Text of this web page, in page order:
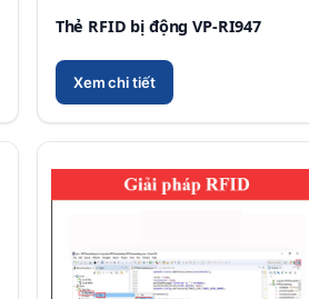
Thẻ RFID bị động VP-RI947
Xem chi tiết